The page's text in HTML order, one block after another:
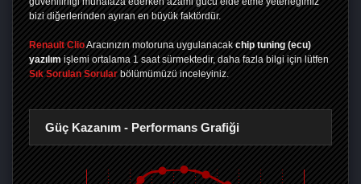
bizi diğerlerinden ayıran en büyük faktördür.
Renault ClioAracınızın motoruna uygulanacak chip tuning (ecu)
yazılım işlemi ortalama 1 saat sürmektedir, daha fazla bilgi için lütfen
Sık Sorulan Sorular bölümümüzü inceleyiniz.
Güç Kazanım - Performans Grafiği